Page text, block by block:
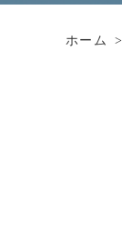
ホーム >